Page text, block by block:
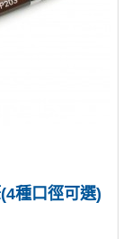
種口徑可選)